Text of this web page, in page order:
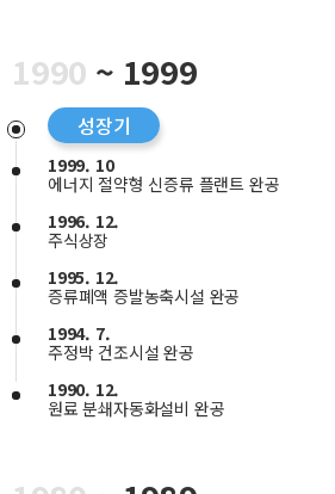
1990 ~ 1999
성장기
1999. 10
에너지 절약형 신증류 플랜트 완공
1996. 12.
주식상장
1995. 12.
증류폐액 증발농축시설 완공
1994. 7.
주정박 건조시설 완공
1990. 12.
원료 분쇄자동화설비 완공